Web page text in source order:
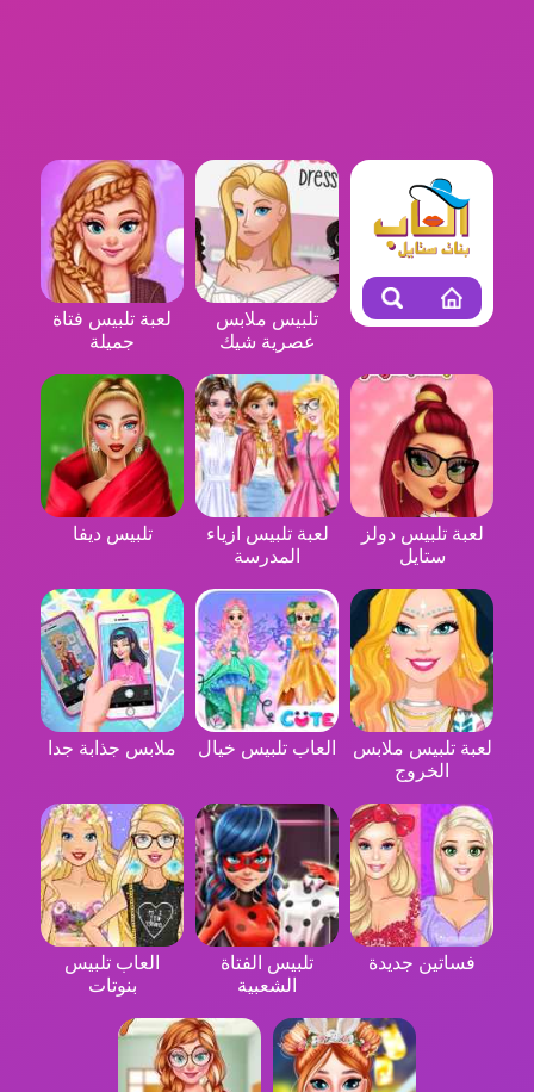
تلبيس ملابس
عصرية شيك
لعبة تلبيس فتاة
جميلة
لعبة تلبيس دولز
ستايل
لعبة تلبيس ازياء
المدرسة
تلبيس ديفا
لعبة تلبيس ملابس
الخروج
العاب تلبيس خيال ملابس جذابة جدا
فساتين جديدة
تلبيس الفتاة
الشعبية
العاب تلبيس
بنوتات